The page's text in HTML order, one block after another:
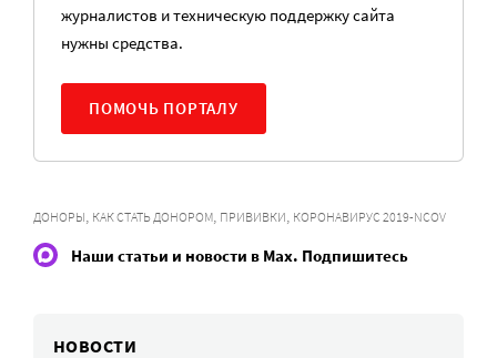
журналистов и техническую поддержку сайта
нужны средства.
ПОМОЧЬ ПОРТАЛУ
ДОНОРЫ, КАК СТАТЬ ДОНОРОМ, ПРИВИВКИ, КОРОНАВИРУС 2019-NCOV
Наши статьи и новости в Max. Подпишитесь
НОВОСТИ